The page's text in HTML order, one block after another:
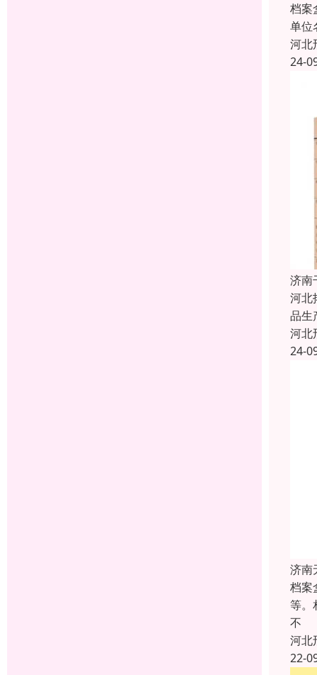
档案
单位
河北
24-
济南
河北
品生
河北
24-
济南
档案
等。
不
河北
22-